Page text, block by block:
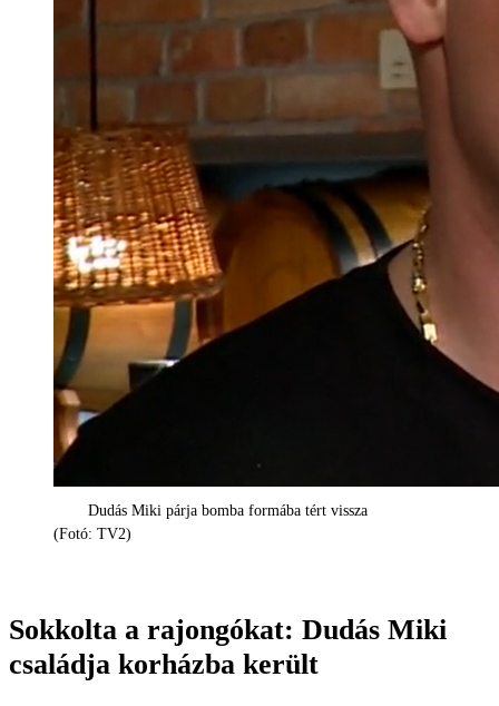
Dudás Miki párja bomba formába tért vissza
(Fotó: TV2)
Sokkolta a rajongókat: Dudás Miki
családja korházba került